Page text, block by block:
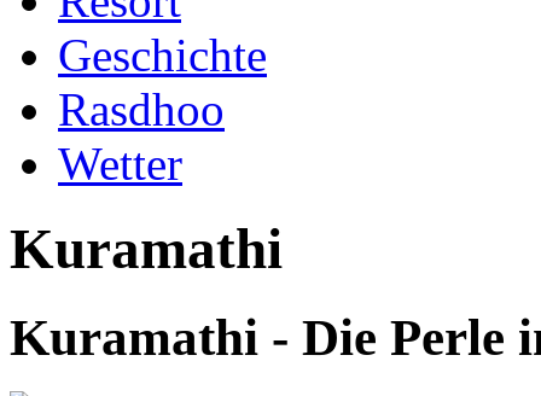
Geschichte
Rasdhoo
Wetter
Kuramathi
Kuramathi - Die Perle